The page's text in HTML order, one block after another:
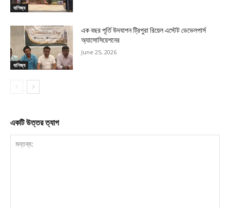
বাণিজ্য
বাণিজ্য
এক বছর পূর্তি উদযাপন ট্রিপুরা রিয়েল এস্টেট ডেভেলপার্স
অ্যাসোসিয়েশনের
June 25, 2026
একটি উত্তর ত্যাগ